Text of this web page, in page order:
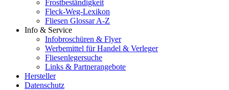
Frostbeständigkeit
Fleck-Weg-Lexikon
Fliesen Glossar A-Z
Info & Service
Infobroschüren & Flyer
Werbemittel für Handel & Verleger
Fliesenlegersuche
Links & Partnerangebote
Hersteller
Datenschutz